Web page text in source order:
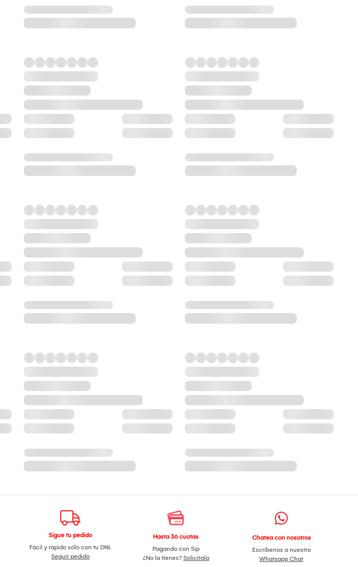
Sigue tu pedido
Fácil y rápido sólo con tu DNI.
Seguir pedido
Hasta 36 cuotas
Pagando con Sip
¿No la tienes? Solicítala
Chatea con nosotros
Escríbenos a nuestro
Whatsapp Chat